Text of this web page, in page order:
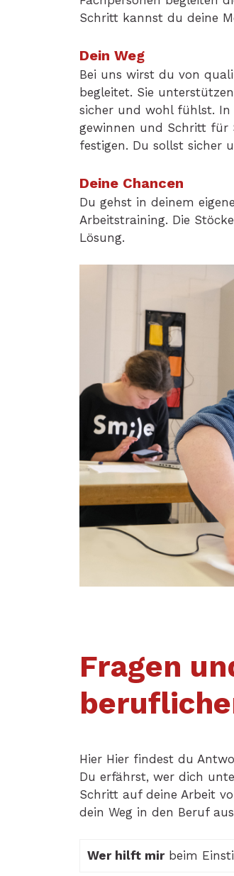
Schritt kannst du deine
Dein Weg
Bei uns wirst du von
begleitet. Sie
sicher und wohl fühlst.
gewinnen und Schritt für
festigen. Du sollst sicher
Deine Chancen
Du gehst in deinem
Arbeitstraining. Die
Lösung.
Fragen
Hier Hier findest du
Du erfährst, wer dich
Schritt auf deine Arbeit
dein Weg in den Beruf
Wer hilft mirbeim